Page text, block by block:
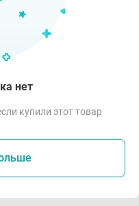
нет
купили этот товар